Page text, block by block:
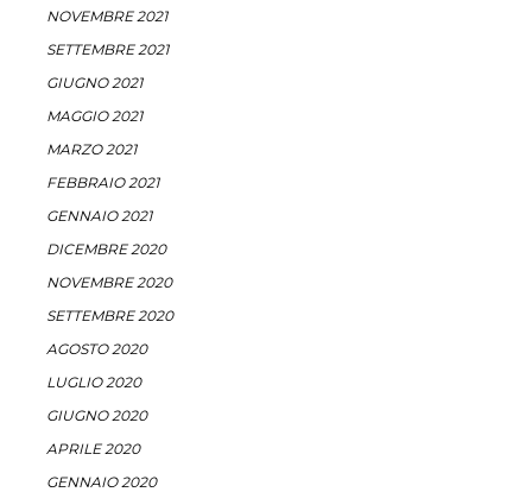
NOVEMBRE 2021
SETTEMBRE 2021
GIUGNO 2021
MAGGIO 2021
MARZO 2021
FEBBRAIO 2021
GENNAIO 2021
DICEMBRE 2020
NOVEMBRE 2020
SETTEMBRE 2020
AGOSTO 2020
LUGLIO 2020
GIUGNO 2020
APRILE 2020
GENNAIO 2020